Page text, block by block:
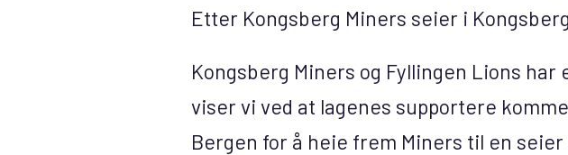
Etter Kongsberg Miners seier i
Kongsberg Miners og Fyllingen Lions
viser vi ved at lagenes supportere
Bergen for å heie frem Miners til en